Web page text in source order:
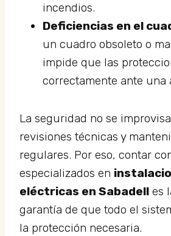
incendios.
Deficiencias en el
un cuadro obsoleto o
impide que las
correctamente ante una
La seguridad no se
revisiones técnicas y
regulares. Por eso, contar
especializados en
eléctricas en Sabadell es
garantía de que todo el
la protección necesaria.